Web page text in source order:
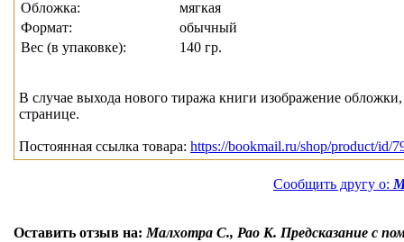
Обложка:
мягкая
Формат:
обычный
Вес (в упаковке):
140 гр.
В случае выхода нового тиража книги изображение
странице.
Постоянная ссылка товара: https://bookmail.ru/shop/product/id/
Сообщить другу о:
Оставить отзыв на:Малхотра С., Рао К. Предсказание с